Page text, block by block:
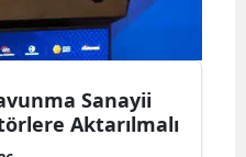
Sanayii
Aktarılmalı